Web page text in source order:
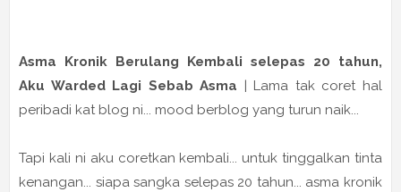
Asma Kronik Berulang Kembali selepas 20 tahun,
Aku Warded Lagi Sebab Asma | Lama tak coret hal
peribadi kat blog ni... mood berblog yang turun naik...
Tapi kali ni aku coretkan kembali... untuk tinggalkan tinta
kenangan... siapa sangka selepas 20 tahun... asma kronik